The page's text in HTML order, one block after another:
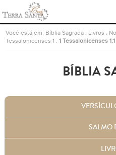
Ir para a página inicial
Você está em: Bíblia Sagrada Livros
Tessalonicenses 1 .1 Tessalonicenses 1:1
BÍBLIA
SALMO